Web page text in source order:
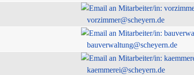
vorzimmer@scheyern.de
bauverwaltung@scheyern.de
kaemmerei@scheyern.de